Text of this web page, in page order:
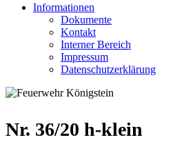
Informationen
Dokumente
Kontakt
Interner Bereich
Impressum
Datenschutzerklärung
Nr. 36/20 h-klein